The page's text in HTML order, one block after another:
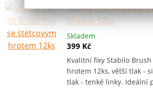
Stabilo Pen 68 Brush
hrotem 12ks
Skladem
399 Kč
Kvalitní fixy Stabilo
hrotem 12ks, větší tlak -
tlak - tenké linky. Ideální